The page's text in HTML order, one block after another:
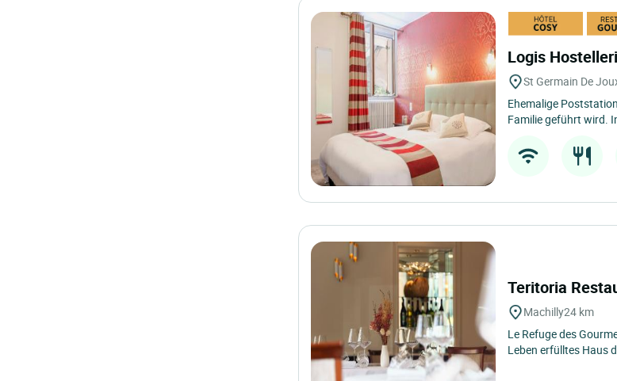
Logis
St Germain De
Ehemalige
Familie geführt wird.
Teritoria
Machilly24 km
Le Refuge des
Leben erfülltes Haus